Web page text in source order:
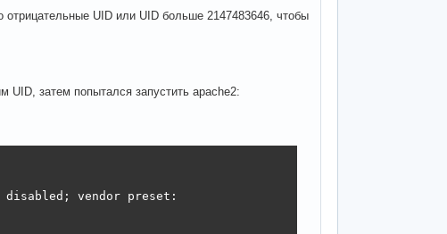
UID или UID больше 2147483646, чтобы
затем попытался запустить apache2:
vendor preset: